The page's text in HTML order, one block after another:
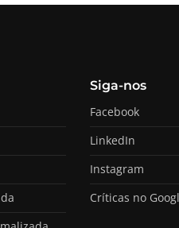
Siga-nos
Facebook
LinkedIn
Instagram
Críticas no